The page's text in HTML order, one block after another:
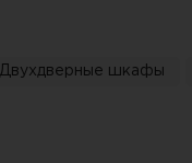
Двухдверные шкафы